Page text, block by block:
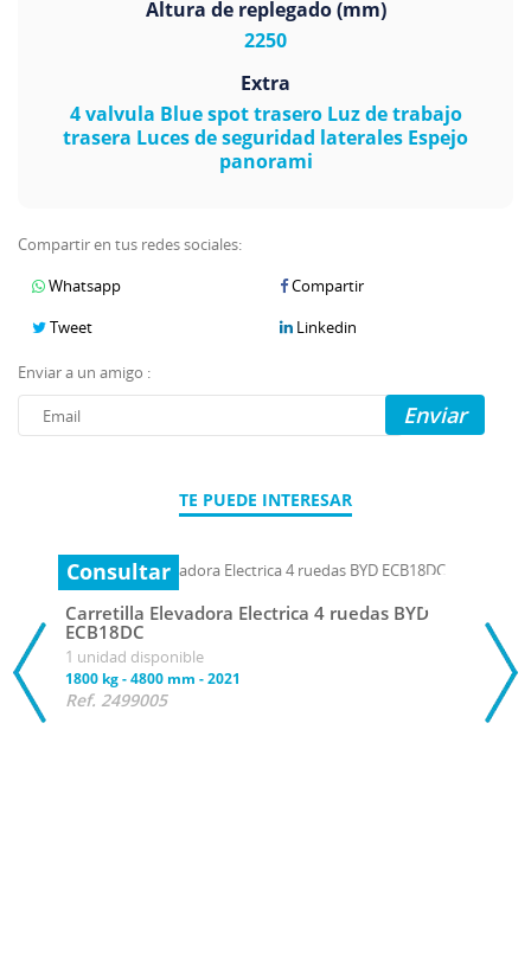
Altura de replegado (mm)
2250
Extra
4 valvula Blue spot trasero Luz de trabajo
trasera Luces de seguridad laterales Espejo
panorami
Compartir en tus redes sociales:
Whatsapp
Compartir
Tweet
Linkedin
Enviar a un amigo :
Enviar
TE PUEDE INTERESAR
Consultar
Carretilla Elevadora Electrica 4 ruedas BYD
ECB18DC
1 unidad disponible
1800 kg-4800 mm -2021
Ref. 2499005